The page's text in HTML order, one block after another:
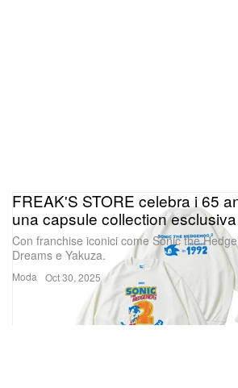
Moda
FREAK'S STORE celebra i 65
una capsule collection esclusiva
Con franchise iconici come Sonic the
Dreams e Yakuza.
Oct 30, 2025